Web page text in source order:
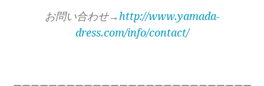
お問い合わせ→http://www.yamada-
dress.com/info/contact/